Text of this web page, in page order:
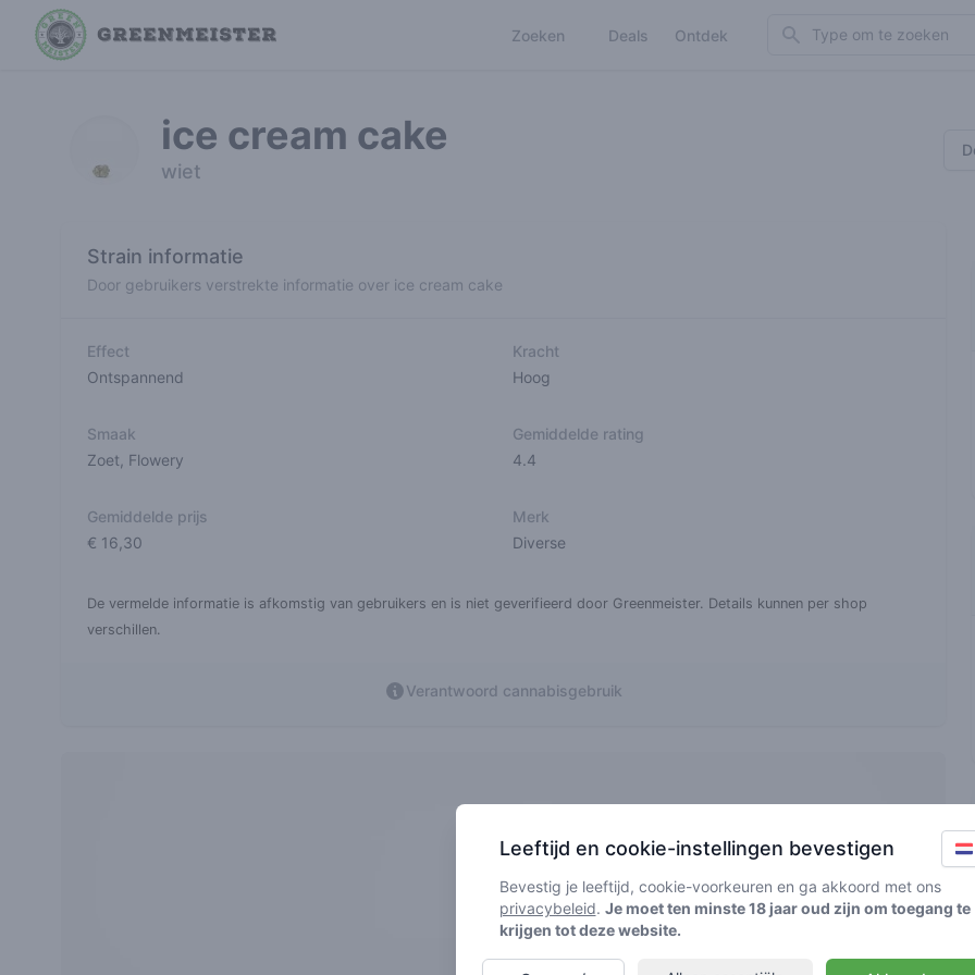
Zoeken Deals Ontdek Search
ice cream cake
wiet
Strain informatie
Door gebruikers verstrekte informatie over ice cream cake
Effect
Ontspannend
Kracht
Hoog
Smaak
Zoet Flowery
Gemiddelde rating
4.4
Gemiddelde prijs
€ 16,30
Merk
Diverse
De vermelde informatie is afkomstig van gebruikers en is niet geverifieerd door Greenmeister. Details kunnen per shop
verschillen.
Verantwoord cannabisgebruik
Leeftijd en cookie-instellingen bevestigen
Bevestig je leeftijd, cookie-voorkeuren en ga akkoord met ons
privacybeleid. Je moet ten minste 18 jaar oud zijn om toegang te
krijgen tot deze website.